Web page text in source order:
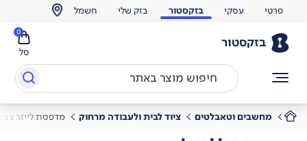
פרטי עסקי בזקסטור בזק שלי חשמל
בזקסטור
סל
0
מחשבים וטאבלטים ציוד לבית ולעבודה מרחוק מדפסת לייזר